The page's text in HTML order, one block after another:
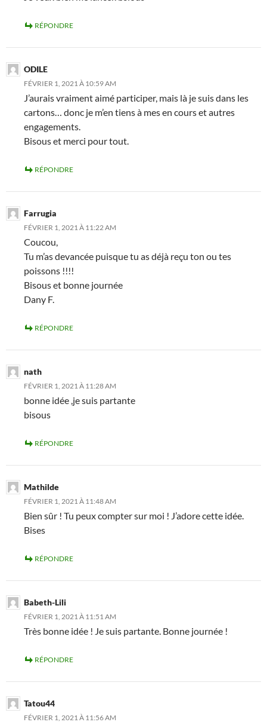
RÉPONDRE
ODILE
FÉVRIER 1, 2021 À 10:59 AM
J’aurais vraiment aimé participer, mais là je suis dans les
cartons… donc je m’en tiens à mes en cours et autres
engagements.
Bisous et merci pour tout.
RÉPONDRE
Farrugia
FÉVRIER 1, 2021 À 11:22 AM
Coucou,
Tu m’as devancée puisque tu as déjà reçu ton ou tes
poissons !!!!
Bisous et bonne journée
Dany F.
RÉPONDRE
nath
FÉVRIER 1, 2021 À 11:28 AM
bonne idée ,je suis partante
bisous
RÉPONDRE
Mathilde
FÉVRIER 1, 2021 À 11:48 AM
Bien sûr ! Tu peux compter sur moi ! J’adore cette idée.
Bises
RÉPONDRE
Babeth-Lili
FÉVRIER 1, 2021 À 11:51 AM
Très bonne idée ! Je suis partante. Bonne journée !
RÉPONDRE
Tatou44
FÉVRIER 1, 2021 À 11:56 AM